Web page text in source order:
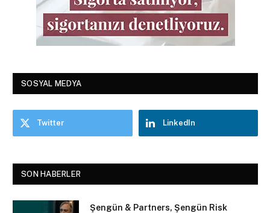
SOSYAL MEDYA
Twitter LinkedIn
SON HABERLER
Şengün & Partners, Şengün Risk